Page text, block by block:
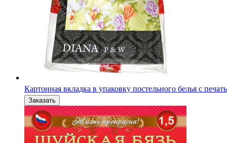
Картонная вкладка в упаковку постельного белья с